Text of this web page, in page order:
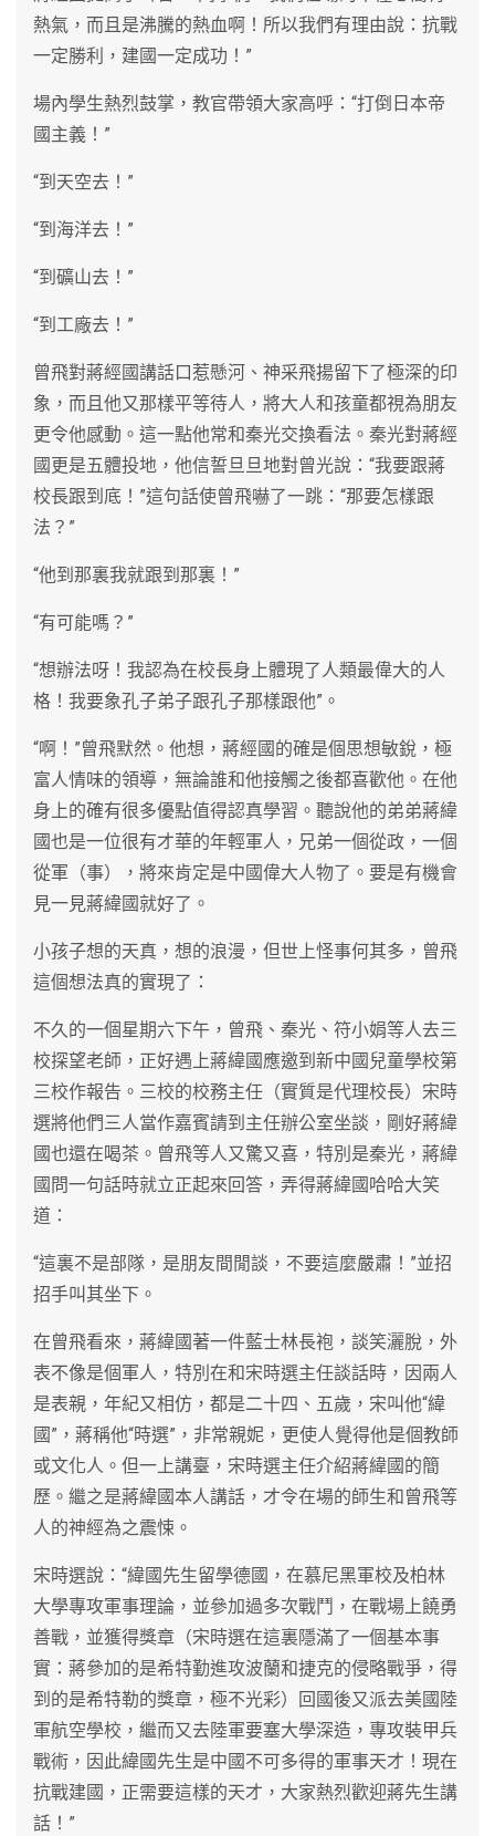
熱氣，而且是沸騰的熱血啊！所以我們有理由說：抗戰
一定勝利，建國一定成功！”
場內學生熱烈鼓掌，教官帶領大家高呼：“打倒日本帝
國主義！”
“到天空去！”
“到海洋去！”
“到礦山去！”
“到工廠去！”
曾飛對蔣經國講話口惹懸河、神采飛揚留下了極深的印
象，而且他又那樣平等待人，將大人和孩童都視為朋友
更令他感動。這一點他常和秦光交換看法。秦光對蔣經
國更是五體投地，他信誓旦旦地對曾光說：“我要跟蔣
校長跟到底！”這句話使曾飛嚇了一跳：“那要怎樣跟
法？”
“他到那裏我就跟到那裏！”
“有可能嗎？”
“想辦法呀！我認為在校長身上體現了人類最偉大的人
格！我要象孔子弟子跟孔子那樣跟他”。
“啊！”曾飛默然。他想，蔣經國的確是個思想敏銳，極
富人情味的領導，無論誰和他接觸之後都喜歡他。在他
身上的確有很多優點值得認真學習。聽說他的弟弟蔣緯
國也是一位很有才華的年輕軍人，兄弟一個從政，一個
從軍（事），將來肯定是中國偉大人物了。要是有機會
見一見蔣緯國就好了。
小孩子想的天真，想的浪漫，但世上怪事何其多，曾飛
這個想法真的實現了：
不久的一個星期六下午，曾飛、秦光、符小娟等人去三
校探望老師，正好遇上蔣緯國應邀到新中國兒童學校第
三校作報告。三校的校務主任（實質是代理校長）宋時
選將他們三人當作嘉賓請到主任辦公室坐談，剛好蔣緯
國也還在喝茶。曾飛等人又驚又喜，特別是秦光，蔣緯
國問一句話時就立正起來回答，弄得蔣緯國哈哈大笑
道：
“這裏不是部隊，是朋友間閒談，不要這麼嚴肅！”並招
招手叫其坐下。
在曾飛看來，蔣緯國著一件藍士林長袍，談笑灑脫，外
表不像是個軍人，特別在和宋時選主任談話時，因兩人
是表親，年紀又相仿，都是二十四、五歲，宋叫他“緯
國”，蔣稱他“時選”，非常親妮，更使人覺得他是個教師
或文化人。但一上講臺，宋時選主任介紹蔣緯國的簡
歷。繼之是蔣緯國本人講話，才令在場的師生和曾飛等
人的神經為之震悚。
宋時選說：“緯國先生留學德國，在慕尼黑軍校及柏林
大學專攻軍事理論，並參加過多次戰鬥，在戰場上饒勇
善戰，並獲得獎章（宋時選在這裏隱滿了一個基本事
實：蔣參加的是希特勤進攻波蘭和捷克的侵略戰爭，得
到的是希特勒的獎章，極不光彩）回國後又派去美國陸
軍航空學校，繼而又去陸軍要塞大學深造，專攻裝甲兵
戰術，因此緯國先生是中國不可多得的軍事天才！現在
抗戰建國，正需要這樣的天才，大家熱烈歡迎蔣先生講
話！”